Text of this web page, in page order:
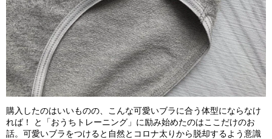
購入したのはいいものの、こんな可愛いブラに合う体型にならなけ
れば！ と「おうちトレーニング」に励み始めたのはここだけのお
話。可愛いブラをつけると自然とコロナ太りから脱却するよう意識